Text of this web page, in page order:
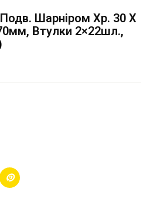
Шарніром Хр. 30 X
Втулки 2×22шл.,